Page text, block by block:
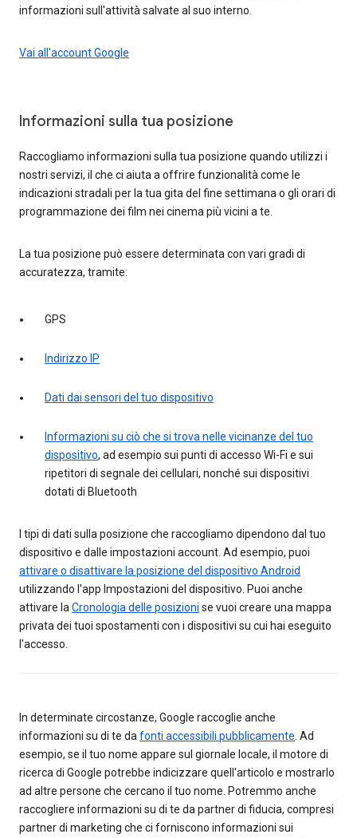
informazioni sull'attività salvate al suo interno.
Vai all'account Google
Informazioni sulla tua posizione
Raccogliamo informazioni sulla tua posizione quando utilizzi i
nostri servizi, il che ci aiuta a offrire funzionalità come le
indicazioni stradali per la tua gita del fine settimana o gli orari di
programmazione dei film nei cinema più vicini a te.
La tua posizione può essere determinata con vari gradi di
accuratezza, tramite:
GPS
Indirizzo IP
Dati dai sensori del tuo dispositivo
Informazioni su ciò che si trova nelle vicinanze del tuo
dispositivo, ad esempio sui punti di accesso Wi-Fi e sui
ripetitori di segnale dei cellulari, nonché sui dispositivi
dotati di Bluetooth
I tipi di dati sulla posizione che raccogliamo dipendono dal tuo
dispositivo e dalle impostazioni account. Ad esempio, puoi
attivare o disattivare la posizione del dispositivo Android
utilizzando l'app Impostazioni del dispositivo. Puoi anche
attivare laCronologia delle posizioni se vuoi creare una mappa
privata dei tuoi spostamenti con i dispositivi su cui hai eseguito
l'accesso.
In determinate circostanze, Google raccoglie anche
informazioni su di te dafonti accessibili pubblicamente. Ad
esempio, se il tuo nome appare sul giornale locale, il motore di
ricerca di Google potrebbe indicizzare quell'articolo e mostrarlo
ad altre persone che cercano il tuo nome. Potremmo anche
raccogliere informazioni su di te da partner di fiducia, compresi
partner di marketing che ci forniscono informazioni sui